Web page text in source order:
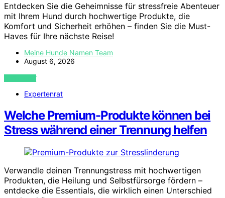
Entdecken Sie die Geheimnisse für stressfreie Abenteuer
mit Ihrem Hund durch hochwertige Produkte, die
Komfort und Sicherheit erhöhen – finden Sie die Must-
Haves für Ihre nächste Reise!
Meine Hunde Namen Team
August 6, 2026
VIEW POST
Expertenrat
Welche Premium-Produkte können bei
Stress während einer Trennung helfen
Verwandle deinen Trennungstress mit hochwertigen
Produkten, die Heilung und Selbstfürsorge fördern –
entdecke die Essentials, die wirklich einen Unterschied